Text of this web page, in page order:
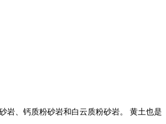
岩、钙质粉砂岩和白云质粉砂岩。 黄土也是